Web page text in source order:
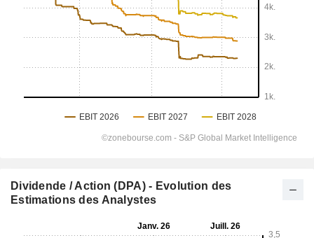
Dividende / Action (DPA) - Evolution des
Estimations des Analystes